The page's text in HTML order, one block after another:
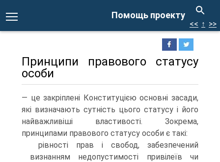
Помощь проекту
<< ↑ >>
Принципи правового статусу
особи
— це закріплені Конституцією основні засади,
які визначають сутність цього статусу і його
найважливіші властивості. Зокрема,
принципами правового статусу особи є такі:
рівності прав і свобод, забезпечений
визнанням недопустимості привілеїв чи